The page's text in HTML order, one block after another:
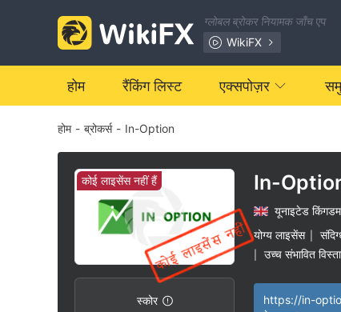
ग्लोबल ब्रोकर नियामक जाँच एप
WikiFX
होम रैंकिंग लिस्ट एक्सपोज़र
होम - ब्रोकर्स - In-Option
कोई लाइसेंस नहीं हैं
स्कोर
0
1
0
1
2
3
In-
यूनाइटेड किंगडम
योग्य लाइसेंस
उच्च संभावित
https://in-